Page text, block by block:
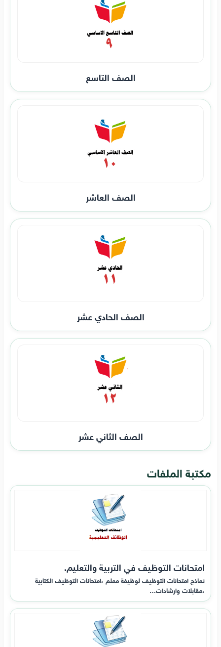
الصف التاسع
الصف العاشر
الصف الحادي عشر
الصف الثاني عشر
مكتبة الملفات
امتحانات التوظيف في التربية والتعليم.
نماذج امتحانات التوظيف لوظيفة معلم ،امتحانات التوظيف الكتابية
،مقابلات وارشادات…